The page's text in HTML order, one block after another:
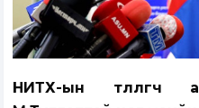
НИТХ-ын